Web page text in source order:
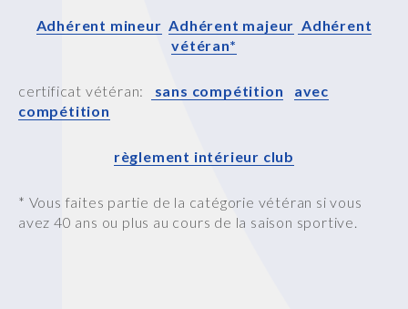
Adhérent mineur Adhérent majeur Adhérent
vétéran*
certificat vétéran: sans compétition
avec
compétition
règlement intérieur club
* Vous faites partie de la catégorie vétéran si vous
avez 40 ans ou plus au cours de la saison sportive.